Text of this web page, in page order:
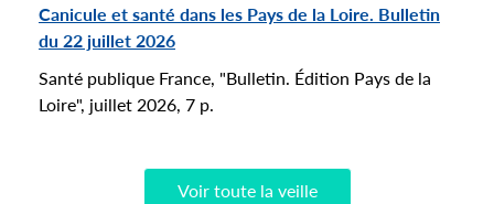
Canicule et santé dans les Pays de la Loire. Bulletin
du 22 juillet 2026
Santé publique France, "Bulletin. Édition Pays de la
Loire", juillet 2026, 7 p.
Voir toute la veille